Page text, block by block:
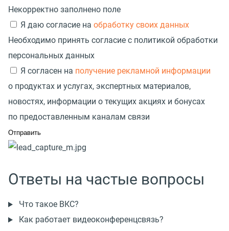
Некорректно заполнено поле
Я даю согласие на обработку своих данных
Необходимо принять согласие с политикой обработки
персональных данных
Я согласен на получение рекламной информации
о продуктах и услугах, экспертных материалов,
новостях, информации о текущих акциях и бонусах
по предоставленным каналам связи
Ответы на частые вопросы
Что такое ВКС?
Как работает видеоконференцсвязь?